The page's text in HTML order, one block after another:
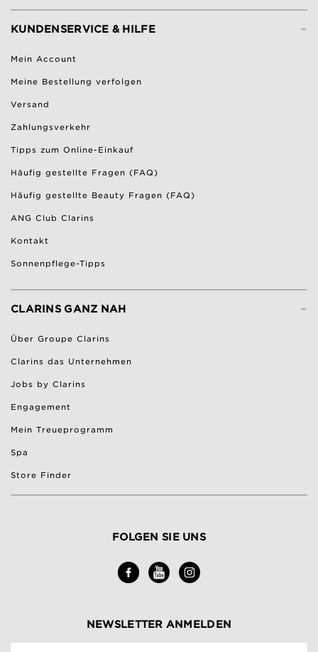
-
KUNDENSERVICE & HILFE
Mein Account
Meine Bestellung verfolgen
Versand
Zahlungsverkehr
Tipps zum Online-Einkauf
Häufig gestellte Fragen (FAQ)
Häufig gestellte Beauty Fragen (FAQ)
ANG Club Clarins
Kontakt
Sonnenpflege-Tipps
-
CLARINS GANZ NAH
Über Groupe Clarins
Clarins das Unternehmen
Jobs by Clarins
Engagement
Mein Treueprogramm
Spa
Store Finder
FOLGEN SIE UNS
NEWSLETTER ANMELDEN